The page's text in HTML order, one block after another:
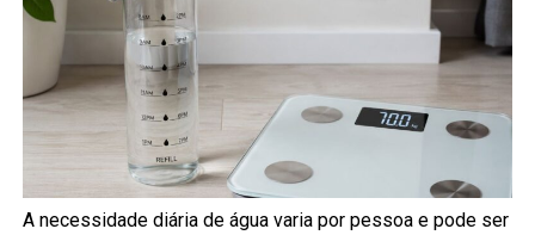
A necessidade diária de água varia por pessoa e pode ser